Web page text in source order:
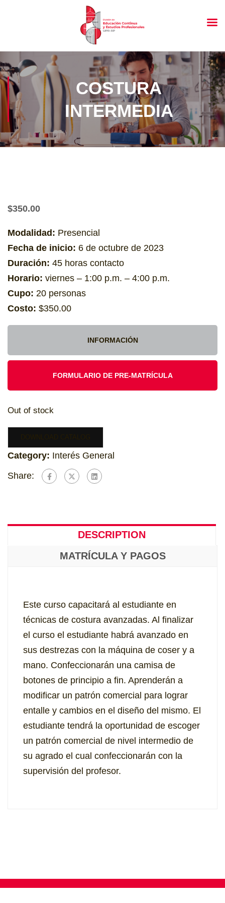
COSTURA
INTERMEDIA
$350.00
Modalidad: Presencial
Fecha de inicio: 6 de octubre de 2023
Duración: 45 horas contacto
Horario: viernes – 1:00 p.m. – 4:00 p.m.
Cupo: 20 personas
Costo: $350.00
INFORMACIÓN
FORMULARIO DE PRE-MATRÍCULA
Out of stock
Category: Interés General
Share:
DESCRIPTION
MATRÍCULA Y PAGOS
Este curso capacitará al estudiante en
técnicas de costura avanzadas. Al finalizar
el curso el estudiante habrá avanzado en
sus destrezas con la máquina de coser y a
mano. Confeccionarán una camisa de
botones de principio a fin. Aprenderán a
modificar un patrón comercial para lograr
entalle y cambios en el diseño del mismo. El
estudiante tendrá la oportunidad de escoger
un patrón comercial de nivel intermedio de
su agrado el cual confeccionarán con la
supervisión del profesor.